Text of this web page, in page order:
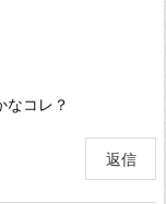
なコレ？
返信